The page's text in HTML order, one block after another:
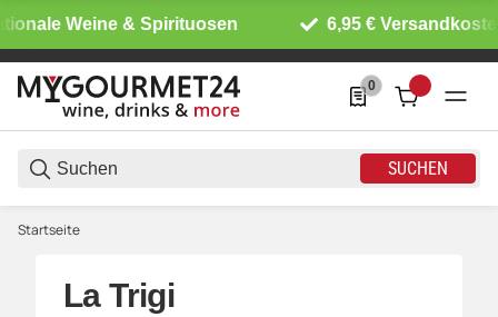
Weine & Spirituosen 6,95 €
SUCHEN
0
0 Produkte in der
Startseite
La Trigi